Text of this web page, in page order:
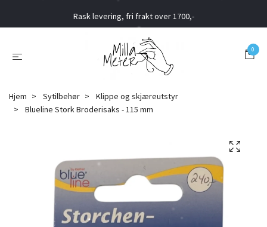
Rask levering, fri frakt over 1700,-
0
Hjem Sytilbehør
Klippe og skjæreutstyr
Blueline Stork Broderisaks - 115 mm